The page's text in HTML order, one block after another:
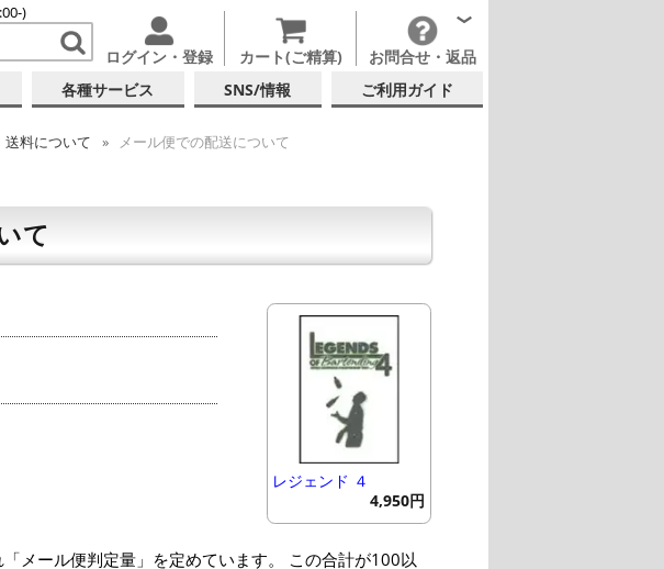
)
ログイン・登録 カート(ご精算) お問合せ・返品
各種サービス SNS/情報 ご利用ガイド
送料について メール便での配送について
て
レジェンド ４
4,950円
メール便判定量」を定めています。 この合計が100以